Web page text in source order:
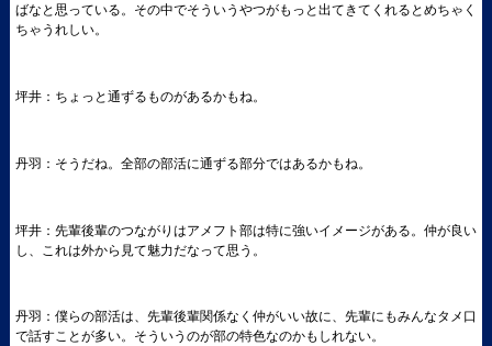
ばなと思っている。その中でそういうやつがもっと出てきてくれるとめちゃく
ちゃうれしい。
坪井：ちょっと通ずるものがあるかもね。
丹羽：そうだね。全部の部活に通ずる部分ではあるかもね。
坪井：先輩後輩のつながりはアメフト部は特に強いイメージがある。仲が良い
し、これは外から見て魅力だなって思う。
丹羽：僕らの部活は、先輩後輩関係なく仲がいい故に、先輩にもみんなタメ口
で話すことが多い。そういうのが部の特色なのかもしれない。